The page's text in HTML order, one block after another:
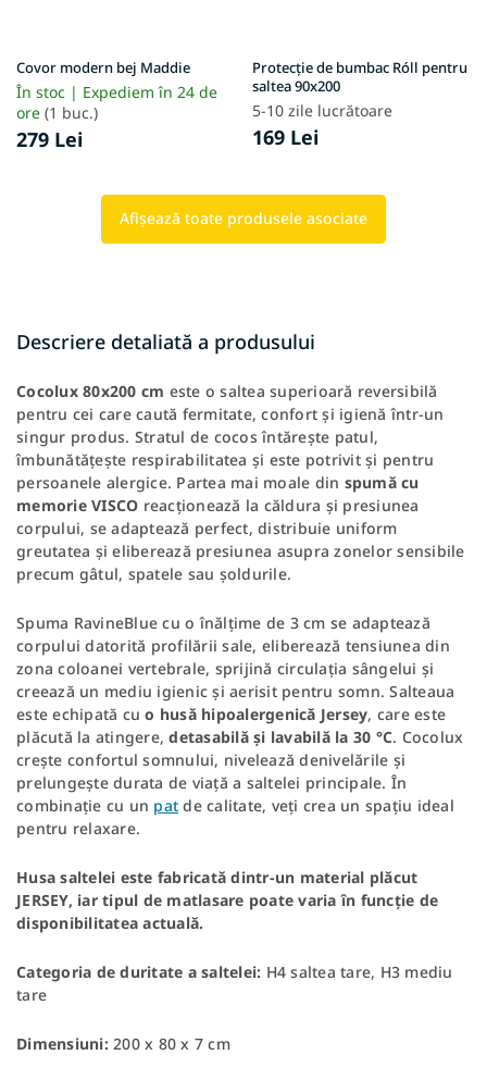
Covor modern bej Maddie
În stoc | Expediem în 24 de
ore (1 buc.)
279 Lei
Protecție de bumbac Róll pentru
saltea 90x200
5-10 zile lucrătoare
169 Lei
Afişează toate produsele asociate
Descriere detaliată a produsului
Cocolux 80x200 cm este o saltea superioară reversibilă
pentru cei care caută fermitate, confort și igienă într-un
singur produs. Stratul de cocos întărește patul,
îmbunătățește respirabilitatea și este potrivit și pentru
persoanele alergice. Partea mai moale din spumă cu
memorie VISCO reacționează la căldura și presiunea
corpului, se adaptează perfect, distribuie uniform
greutatea și eliberează presiunea asupra zonelor sensibile
precum gâtul, spatele sau șoldurile.
Spuma RavineBlue cu o înălțime de 3 cm se adaptează
corpului datorită profilării sale, eliberează tensiunea din
zona coloanei vertebrale, sprijină circulația sângelui și
creează un mediu igienic și aerisit pentru somn. Salteaua
este echipată cuo husă hipoalergenică Jersey, care este
plăcută la atingere,detasabilă și lavabilă la 30 °C. Cocolux
crește confortul somnului, nivelează denivelările și
prelungește durata de viață a saltelei principale. În
combinație cu un pat de calitate, veți crea un spațiu ideal
pentru relaxare.
Husa saltelei este fabricată dintr-un material plăcut
JERSEY, iar tipul de matlasare poate varia în funcție de
disponibilitatea actuală.
Categoria de duritate a saltelei: H4 saltea tare, H3 mediu
tare
Dimensiuni: 200 x 80 x 7 cm